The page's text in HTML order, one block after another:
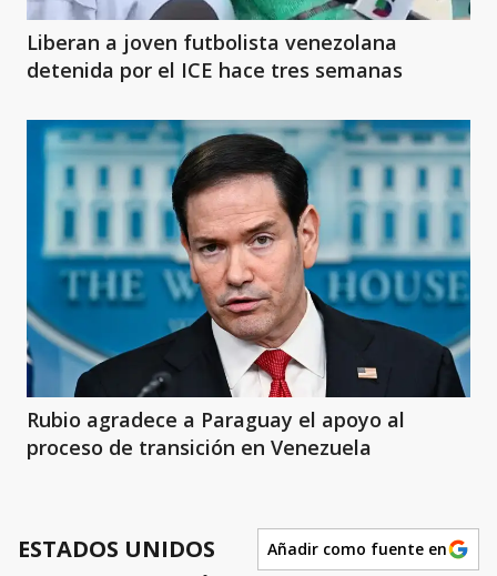
Liberan a joven futbolista venezolana
detenida por el ICE hace tres semanas
Rubio agradece a Paraguay el apoyo al
proceso de transición en Venezuela
ESTADOS UNIDOS Añadir como fuente en